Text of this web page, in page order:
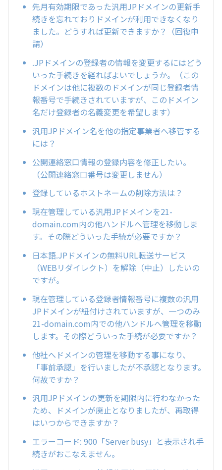
先月有効期限であった汎用JPドメインの更新手
続きを忘れておりドメインが利用できなくなり
ました。どうすれば更新できますか？（回復申
請）
.JPドメインの登録者の情報を変更するにはどう
いった手続きを経ればよいでしょうか。（この
ドメインは他に複数のドメインが同じ登録者情
報番号で手続きされていますが、このドメイン
名だけ登録者の名義変更を希望します）
汎用JPドメイン名を他の指定事業者へ移管する
には？
公開連絡窓口情報の登録内容を修正したい。
（公開連絡窓口番号は変更しません）
登録しているホストネームの削除方法は？
現在管理している汎用JPドメインを21-
domain.com内の他ハンドルへ管理を移動しま
す。その際どういった手続が必要ですか？
日本語.JPドメインの無料URL転送サービス
（WEBリダイレクト）を解除（中止）したいの
ですが。
現在管理している登録者情報番号に複数の汎用
JPドメインが紐付けされていますが、一つのみ
21-domain.com内での他ハンドルへ管理を移動
します。その際どういった手続が必要ですか？
他社へドメインの管理を移動する事になり、
「事前承認」を行いましたが不承認となります。
何故ですか？
汎用JPドメインの更新を期限内に行わなかった
ため、ドメインが廃止となりましたが、再取得
はいつからできますか？
エラーコード: 900「Server busy」と表示され手
続きがおこなえません。